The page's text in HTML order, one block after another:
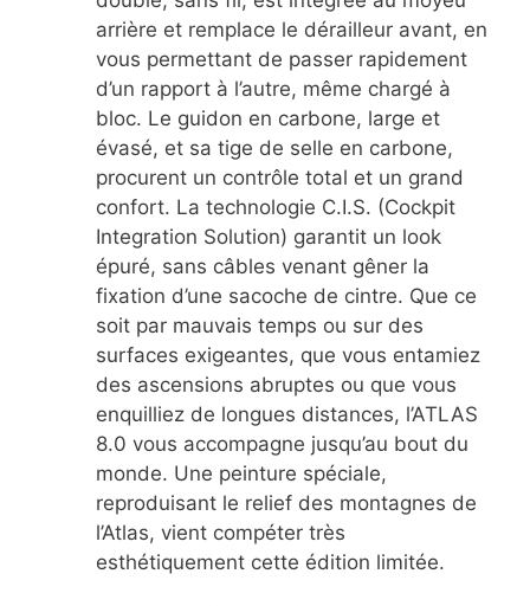
arrière et remplace le dérailleur avant, en
vous permettant de passer rapidement
d’un rapport à l’autre, même chargé à
bloc. Le guidon en carbone, large et
évasé, et sa tige de selle en carbone,
procurent un contrôle total et un grand
confort. La technologie C.I.S. (Cockpit
Integration Solution) garantit un look
épuré, sans câbles venant gêner la
fixation d’une sacoche de cintre. Que ce
soit par mauvais temps ou sur des
surfaces exigeantes, que vous entamiez
des ascensions abruptes ou que vous
enquilliez de longues distances, l’ATLAS
8.0 vous accompagne jusqu’au bout du
monde. Une peinture spéciale,
reproduisant le relief des montagnes de
l’Atlas, vient compéter très
esthétiquement cette édition limitée.